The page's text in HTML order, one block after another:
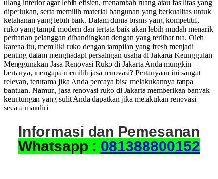
ulang interior agar lebih efisien, menambah ruang atau fasilitas yang
diperlukan, serta memilih material bangunan yang berkualitas untuk
ketahanan yang lebih baik. Dalam dunia bisnis yang kompetitif,
ruko yang tampil modern dan tertata baik akan lebih mudah menarik
perhatian pelanggan dibandingkan dengan yang terlihat tua. Oleh
karena itu, memiliki ruko dengan tampilan yang fresh menjadi
penting dalam menghadapi persaingan usaha di Jakarta Keunggulan
Menggunakan Jasa Renovasi Ruko di Jakarta Anda mungkin
bertanya, mengapa memilih jasa renovasi? Pertanyaan ini sangat
relevan, terutama jika Anda percaya bisa melakukannya tanpa
bantuan. Namun, jasa renovasi ruko di Jakarta memberikan banyak
keuntungan yang sulit Anda dapatkan jika melakukan renovasi
secara mandiri
Informasi dan Pemesanan
Whatsapp : 081388800152